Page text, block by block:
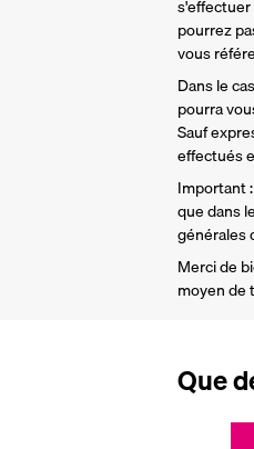
s'effectuer
pourrez
vous
Dans le
pourra
Sauf
effectués
Important
que dans
générales
Merci de
moyen de
Que